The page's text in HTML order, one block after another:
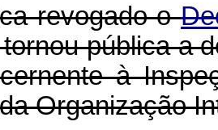
revogado o
pública a
à
Organização